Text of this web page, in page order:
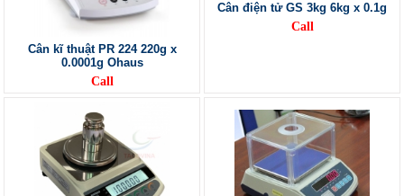
Cân kĩ thuật PR 224 220g x
0.0001g Ohaus
Call
Cân điện tử GS 3kg 6kg x 0.1g
Call